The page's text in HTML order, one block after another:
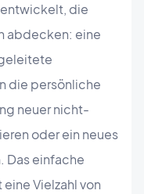
die
abdecken: eine
die persönliche
neuer nicht-
oder ein neues
Das einfache
Vielzahl von